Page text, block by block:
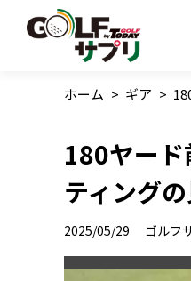
ホーム > ギア >
180ヤード
ティング
2025/05/29 ゴルフ